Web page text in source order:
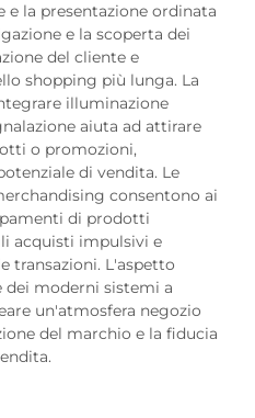
e la presentazione ordinata
e la scoperta dei
del cliente e
shopping più lunga. La
illuminazione
aiuta ad attirare
o promozioni,
di vendita. Le
consentono ai
di prodotti
acquisti impulsivi e
transazioni. L'aspetto
dei moderni sistemi a
un'atmosfera negozio
del marchio e la fiducia